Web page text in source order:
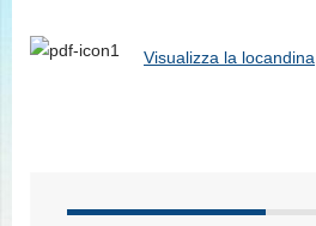
n
Visualizza la locandina